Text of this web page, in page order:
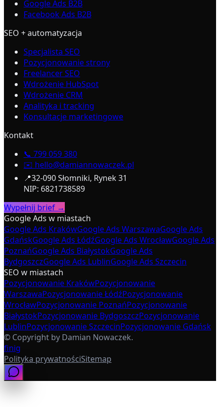
Google Ads B2B
Facebook Ads B2B
SEO + automatyzacja
Specjalista SEO
Pozycjonowanie strony
Freelancer SEO
Wdrożenie HubSpot
Wdrożenie CRM
Analityka i tracking
Konsultacje marketingowe
Kontakt
📞 799 059 380
✉️ hello@damiannowaczek.pl
📍32-090 Słomniki, Rynek 31
NIP: 6821738589
Wypełnij brief →
Google Ads w miastach
Google Ads KrakówGoogle Ads WarszawaGoogle Ads
GdańskGoogle Ads ŁódźGoogle Ads WrocławGoogle Ads
PoznańGoogle Ads BiałystokGoogle Ads
BydgoszczGoogle Ads LublinGoogle Ads Szczecin
SEO w miastach
Pozycjonowanie KrakówPozycjonowanie
WarszawaPozycjonowanie ŁódźPozycjonowanie
WrocławPozycjonowanie PoznańPozycjonowanie
BiałystokPozycjonowanie BydgoszczPozycjonowanie
LublinPozycjonowanie SzczecinPozycjonowanie Gdańsk
© Copyright by Damian Nowaczek.
finig
Polityka prywatnościSitemap